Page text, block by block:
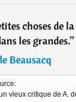
choses de
les grandes.”
Beausacq
vieux critique de A.